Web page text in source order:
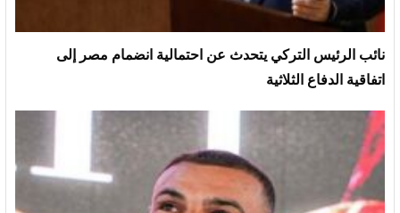
نائب الرئيس التركي يتحدث عن احتمالية انضمام مصر إلى
اتفاقية الدفاع الثلاثية